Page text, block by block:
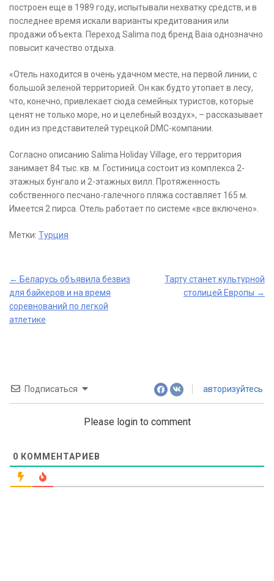
построен еще в 1989 году, испытывали нехватку средств, и в
последнее время искали варианты кредитования или
продажи объекта. Переход Salima под бренд Baia однозначно
повысит качество отдыха.
«Отель находится в очень удачном месте, на первой линии, с
большой зеленой территорией. Он как будто утопает в лесу,
что, конечно, привлекает сюда семейных туристов, которые
ценят не только море, но и целебный воздух», – рассказывает
один из представителей турецкой DMC-компании.
Согласно описанию Salima Holiday Village, его территория
занимает 84 тыс. кв. м. Гостиница состоит из комплекса 2-
этажных бунгало и 2-этажных вилл. Протяженность
собственного песчано-галечного пляжа составляет 165 м.
Имеется 2 пирса. Отель работает по системе «все включено».
Метки: Турция
Post
navigation
← Беларусь объявила безвиз
для байкеров и на время
соревнований по легкой
атлетике
Тарту станет культурной
столицей Европы →
Подписаться авторизуйтесь
Please login to comment
0 КОММЕНТАРИЕВ